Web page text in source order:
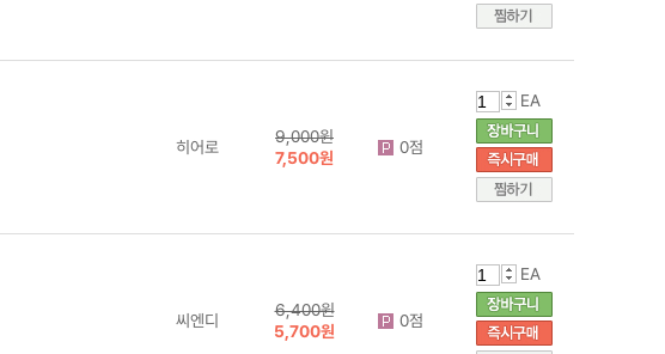
히어로
9,000원
7,500원
0점
EA
씨엔디
6,400원
5,700원
0점
EA